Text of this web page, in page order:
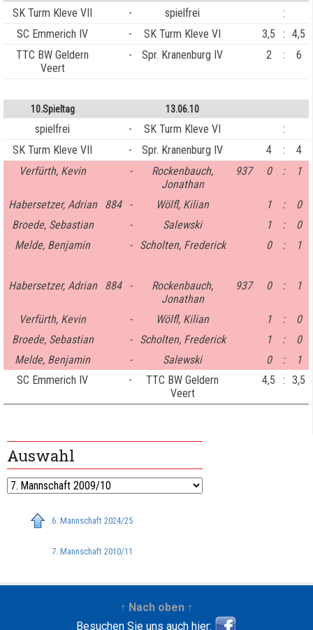
SK Turm Kleve VII - spielfrei
:
SC Emmerich IV
- SK Turm Kleve VI 3,5 : 4,5
TTC BW Geldern
Veert
- Spr. Kranenburg IV 2 : 6
10.Spieltag 13.06.10
spielfrei - SK Turm Kleve VI
:
SK Turm Kleve VII
- Spr. Kranenburg IV 4 :
4
Verfürth, Kevin
-
Rockenbauch,
Jonathan
937 0 : 1
Habersetzer, Adrian 884 - Wölfl, Kilian 1 :
0
Broede, Sebastian
- Salewski 1 :
0
Melde, Benjamin
- Scholten, Frederick 0 : 1
Habersetzer, Adrian 884 -
Rockenbauch,
Jonathan
937 0 : 1
Verfürth, Kevin - Wölfl, Kilian 1 :
0
Broede, Sebastian
- Scholten, Frederick 1 :
0
Melde, Benjamin
- Salewski 0 :
1
SC Emmerich IV
-
TTC BW Geldern
Veert
4,5 : 3,5
Auswahl
6. Mannschaft 2024/25
7. Mannschaft 2010/11
↑ Nach oben ↑
Besuchen Sie uns auch hier: